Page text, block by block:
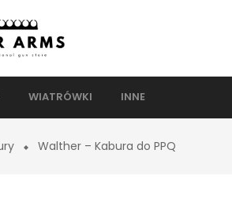
WIATRÓWKI INNE
Walther – Kabura do PPQ